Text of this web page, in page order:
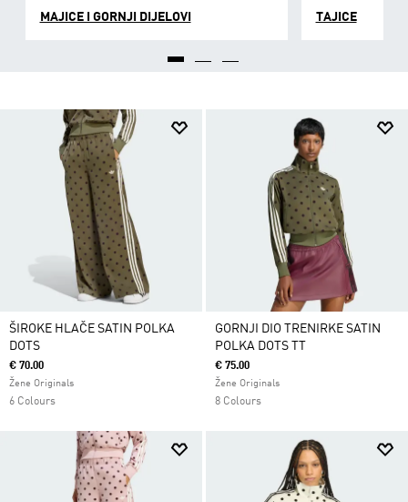
MAJICE I GORNJI DIJELOVI TAJICE
ŠIROKE HLAČE SATIN POLKA
DOTS
€ 70.00
Žene Originals
6 Colours
GORNJI DIO TRENIRKE SATIN
POLKA DOTS TT
€ 75.00
Žene Originals
8 Colours